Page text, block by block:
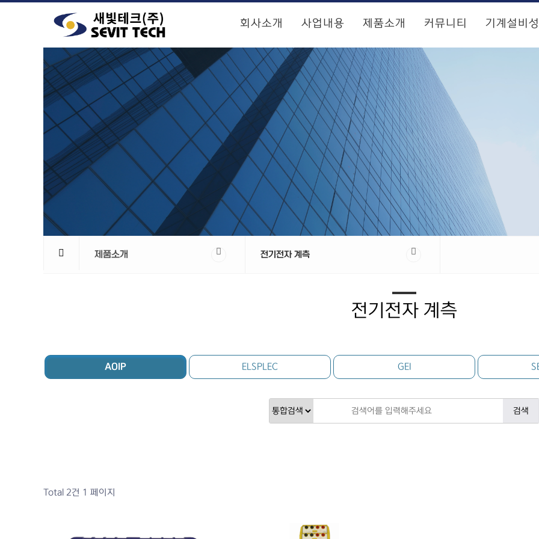
회사소개 사업내용 제품소개 커뮤니티 기계설비
제품소개 전기전자 계측
전기전자 계측
AOIP ELSPLEC GEI
Total 2건 1 페이지